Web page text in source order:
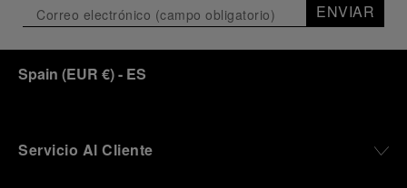
ENVIAR
Spain (EUR €)- ES
Servicio Al Cliente